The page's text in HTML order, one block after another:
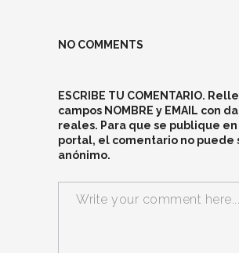
NO COMMENTS
ESCRIBE TU COMENTARIO.
campos NOMBRE y EMAIL con
reales. Para que se publique
portal, el comentario no puede
anónimo.